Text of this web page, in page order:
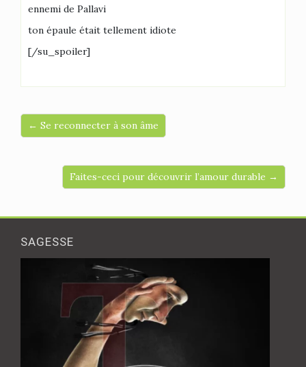
ennemi de Pallavi
ton épaule était tellement idiote
[/su_spoiler]
← Se reconnecter à son âme
Faites-ceci pour découvrir l’amour durable →
SAGESSE